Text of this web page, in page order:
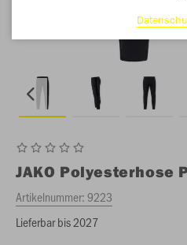
JAKO Polyesterhose
Artikelnummer:9223
Lieferbar bis 2027